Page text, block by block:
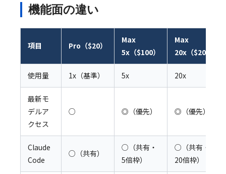
機能面の違い
項目 Pro（$20）
Max
5x（$100）
Max
20x（$200）
使用量 1x（基準） 5x 20x
最新モ
デルア
クセス
○ ◎（優先） ◎（優先）
Claude
Code
○（共有）
○（共有・
5倍枠）
○（共有・
20倍枠）